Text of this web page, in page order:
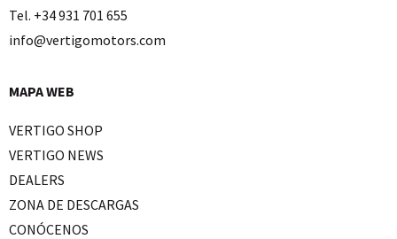
Tel. +34 931 701 655
info@vertigomotors.com
MAPA WEB
VERTIGO SHOP
VERTIGO NEWS
DEALERS
ZONA DE DESCARGAS
CONÓCENOS